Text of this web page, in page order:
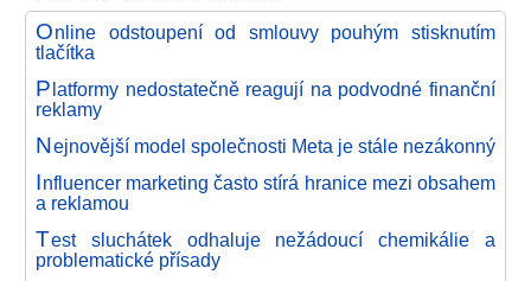
Online odstoupení od smlouvy pouhým stisknutím
tlačítka
Platformy nedostatečně reagují na podvodné finanční
reklamy
Nejnovější model společnosti Meta je stále nezákonný
Influencer marketing často stírá hranice mezi obsahem
a reklamou
Test sluchátek odhaluje nežádoucí chemikálie a
problematické přísady